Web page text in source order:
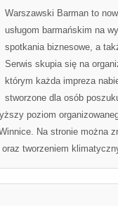
Warszawski Barman to
usługom barmańskim na
spotkania biznesowe, a
Serwis skupia się na
którym każda impreza
stworzone dla osób
poziom
Na stronie można
oraz tworzeniem